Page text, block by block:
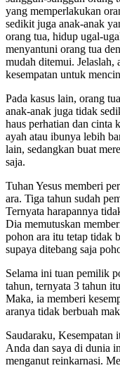
yang memperlakukan
sedikit juga anak-anak
orang tua, hidup ugal-
menyantuni orang tua
mudah ditemui. Jelaslah,
kesempatan untuk
Pada kasus lain, orang
anak-anak juga tidak
haus perhatian dan cinta
ayah atau ibunya lebih
lain, sedangkan buat
saja.
Tuhan Yesus memberi
ara. Tiga tahun sudah
Ternyata harapannya
Dia memutuskan
pohon ara itu tetap tidak
supaya ditebang saja
Selama ini tuan pemilik
tahun, ternyata 3 tahun
Maka, ia memberi
aranya tidak berbuah
Saudaraku, Kesempatan
Anda dan saya di dunia
menganut reinkarnasi.